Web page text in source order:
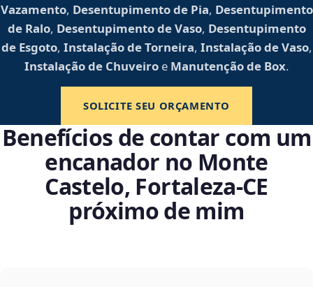
Vazamento, Desentupimento de Pia, Desentupimento
de Ralo, Desentupimento de Vaso, Desentupimento
de Esgoto, Instalação de Torneira, Instalação de Vaso,
Instalação de Chuveiroe Manutenção de Box.
SOLICITE SEU ORÇAMENTO
Benefícios de contar com um
encanador no Monte
Castelo, Fortaleza‑CE
próximo de mim